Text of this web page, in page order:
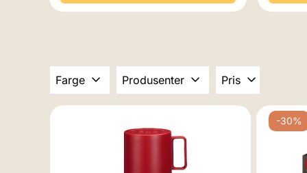
Farge Produsenter Pris
-30%